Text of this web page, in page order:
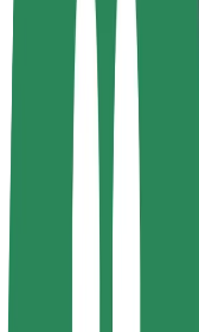
Bolt Plus
Bolt ilə pul qazanın
Sürücülər
Kuryerlər